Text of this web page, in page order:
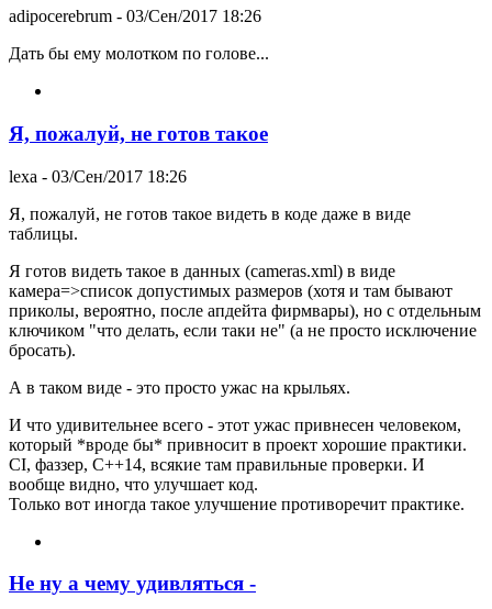
adipocerebrum - 03/Сен/2017 18:26
Дать бы ему молотком по голове...
Я, пожалуй, не готов такое
lexa - 03/Сен/2017 18:26
Я, пожалуй, не готов такое видеть в коде даже в виде
таблицы.
Я готов видеть такое в данных (cameras.xml) в виде
камера=>список допустимых размеров (хотя и там бывают
приколы, вероятно, после апдейта фирмвары), но с отдельным
ключиком "что делать, если таки не" (а не просто исключение
бросать).
А в таком виде - это просто ужас на крыльях.
И что удивительнее всего - этот ужас привнесен человеком,
который *вроде бы* привносит в проект хорошие практики.
CI, фаззер, C++14, всякие там правильные проверки. И
вообще видно, что улучшает код.
Только вот иногда такое улучшение противоречит практике.
Не ну а чему удивляться -